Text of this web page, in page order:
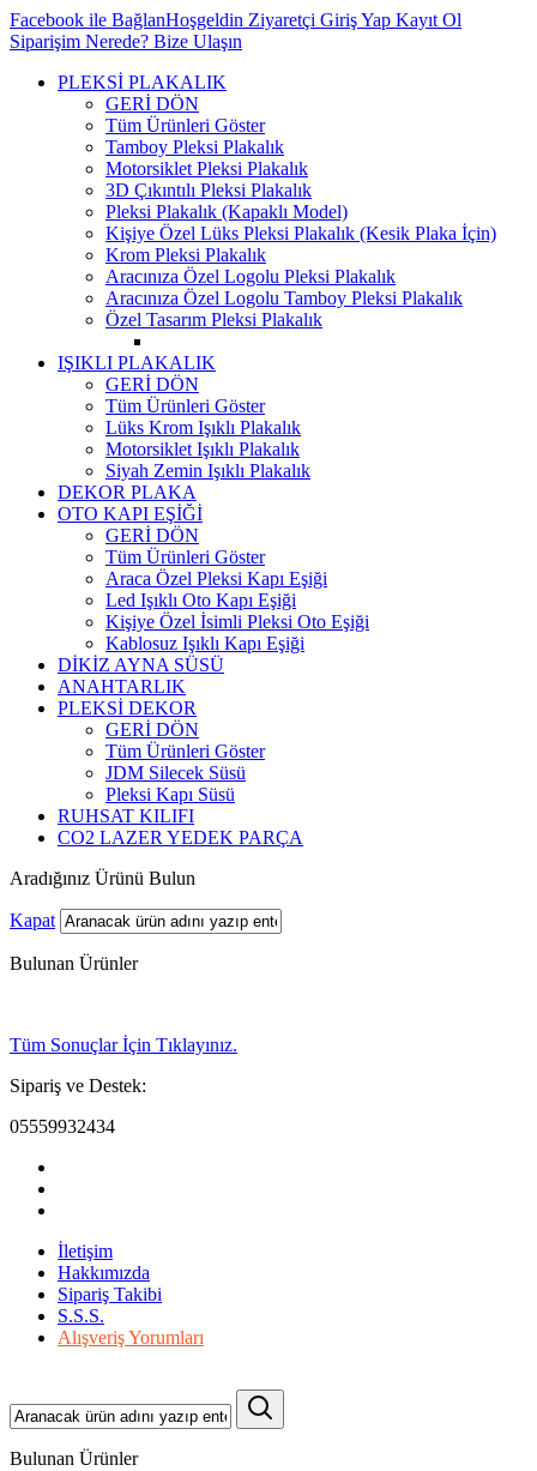
Facebook ile BağlanHoşgeldin Ziyaretçi Giriş Yap Kayıt Ol
Siparişim Nerede? Bize Ulaşın
PLEKSİ PLAKALIK
GERİ DÖN
Tüm Ürünleri Göster
Tamboy Pleksi Plakalık
Motorsiklet Pleksi Plakalık
3D Çıkıntılı Pleksi Plakalık
Pleksi Plakalık (Kapaklı Model)
Kişiye Özel Lüks Pleksi Plakalık (Kesik Plaka İçin)
Krom Pleksi Plakalık
Aracınıza Özel Logolu Pleksi Plakalık
Aracınıza Özel Logolu Tamboy Pleksi Plakalık
Özel Tasarım Pleksi Plakalık
IŞIKLI PLAKALIK
GERİ DÖN
Tüm Ürünleri Göster
Lüks Krom Işıklı Plakalık
Motorsiklet Işıklı Plakalık
Siyah Zemin Işıklı Plakalık
DEKOR PLAKA
OTO KAPI EŞİĞİ
GERİ DÖN
Tüm Ürünleri Göster
Araca Özel Pleksi Kapı Eşiği
Led Işıklı Oto Kapı Eşiği
Kişiye Özel İsimli Pleksi Oto Eşiği
Kablosuz Işıklı Kapı Eşiği
DİKİZ AYNA SÜSÜ
ANAHTARLIK
PLEKSİ DEKOR
GERİ DÖN
Tüm Ürünleri Göster
JDM Silecek Süsü
Pleksi Kapı Süsü
RUHSAT KILIFI
CO2 LAZER YEDEK PARÇA
Aradığınız Ürünü Bulun
Kapat
Bulunan Ürünler
Tüm Sonuçlar İçin Tıklayınız.
Sipariş ve Destek:
05559932434
İletişim
Hakkımızda
Sipariş Takibi
S.S.S.
Alışveriş Yorumları
Bulunan Ürünler